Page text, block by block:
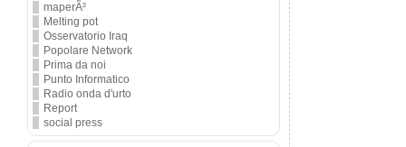
maperÃ²
Melting pot
Osservatorio Iraq
Popolare Network
Prima da noi
Punto Informatico
Radio onda d'urto
Report
social press